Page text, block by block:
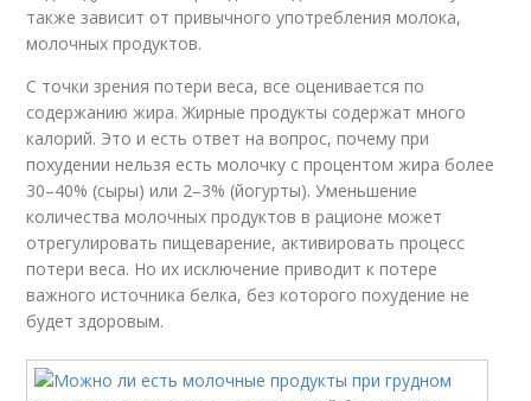
также зависит от привычного употребления молока,
молочных продуктов.
С точки зрения потери веса, все оценивается по
содержанию жира. Жирные продукты содержат много
калорий. Это и есть ответ на вопрос, почему при
похудении нельзя есть молочку с процентом жира более
30–40% (сыры) или 2–3% (йогурты). Уменьшение
количества молочных продуктов в рационе может
отрегулировать пищеварение, активировать процесс
потери веса. Но их исключение приводит к потере
важного источника белка, без которого похудение не
будет здоровым.